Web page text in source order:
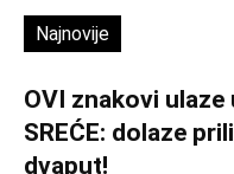
Najnovije
OVI znakovi ulaze
SREĆE: dolaze
dvaput!